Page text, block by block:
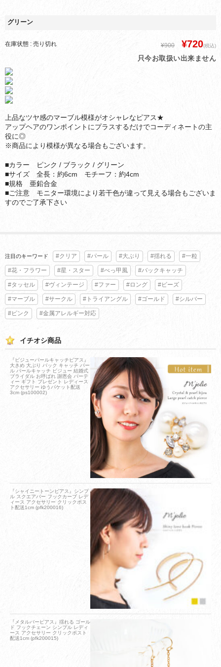
グリーン
在庫状態 : 売り切れ ¥900 ¥720(税込)
只今お取扱い出来ません
上品なツヤ感のマーブル模様がオシャレなピアス★
アップヘアのワンポイントにプラスするだけでコーディネートの主
役に◎
※商品により模様が異なる場合もございます。
■カラー ピンク / ブラック / グリーン
■サイズ 全長：約6cm モチーフ：約4cm
■規格 亜鉛合金
■ご注意 モニター環境により若干色が違って見える場合もございま
すのでご了承下さい
注目のキーワード #クリア #パール #大ぶり #揺れる #一粒
#花・フラワー #星・スター #べっ甲風 #バックキャッチ
#タッセル #ヴィンテージ #ファー #ロング #ビーズ
#マーブル #サークル #トライアングル #ゴールド #シルバー
#ピンク #金属アレルギー対応
イチオシ商品
『ビジューパールキャッチピアス』
大きめ 大ぶり バック キャッチ パー
ル パールキャッチ ビジュー 結婚式
ブライダル お呼ばれ 謝恩会 パーテ
ィー ギフト プレゼント レディース
アクセサリー ゆうパケット配送
3cm (ps100002)
『シャイニートーンピアス』シンプ
ル スクエアバー フックカーブ レデ
ィース アクセサリー クリックポス
ト配送1cm (pfk200016)
『メタルバーピアス』揺れる ゴール
ド フックチェーン シンプル レディ
ース アクセサリー クリックポスト
配送1cm (pfk200015)